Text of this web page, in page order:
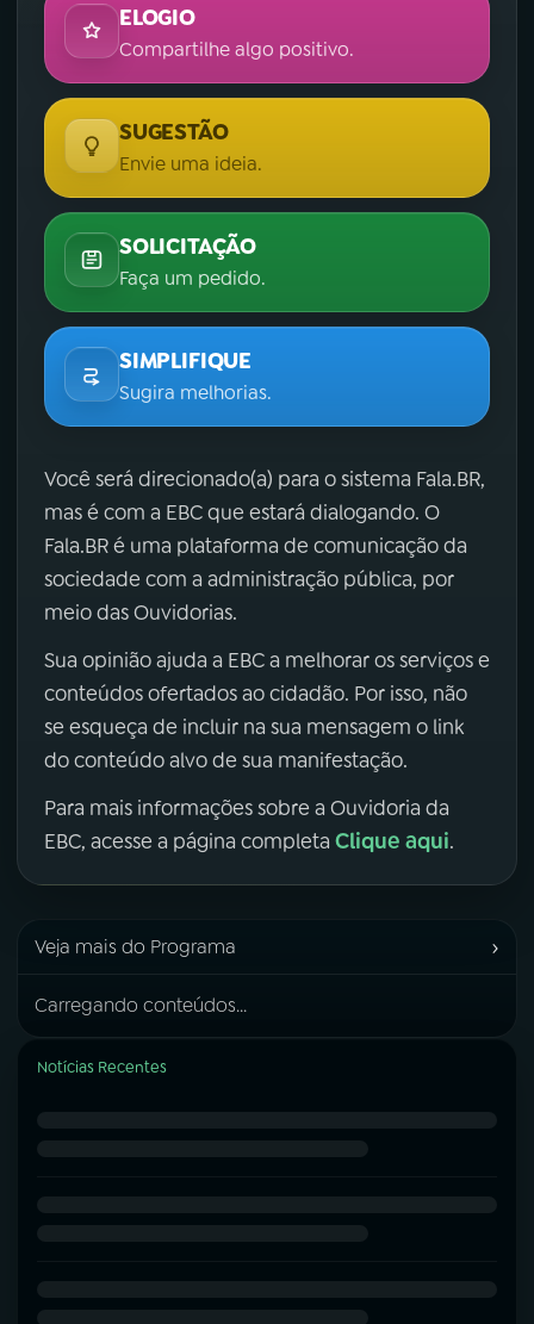
ELOGIO
Compartilhe algo positivo.
SUGESTÃO
Envie uma ideia.
SOLICITAÇÃO
Faça um pedido.
SIMPLIFIQUE
Sugira melhorias.
Você será direcionado(a) para o sistema Fala.BR,
mas é com a EBC que estará dialogando. O
Fala.BR é uma plataforma de comunicação da
sociedade com a administração pública, por
meio das Ouvidorias.
Sua opinião ajuda a EBC a melhorar os serviços e
conteúdos ofertados ao cidadão. Por isso, não
se esqueça de incluir na sua mensagem o link
do conteúdo alvo de sua manifestação.
Para mais informações sobre a Ouvidoria da
EBC, acesse a página completa Clique aqui.
Veja mais do Programa ›
Carregando conteúdos...
Notícias Recentes